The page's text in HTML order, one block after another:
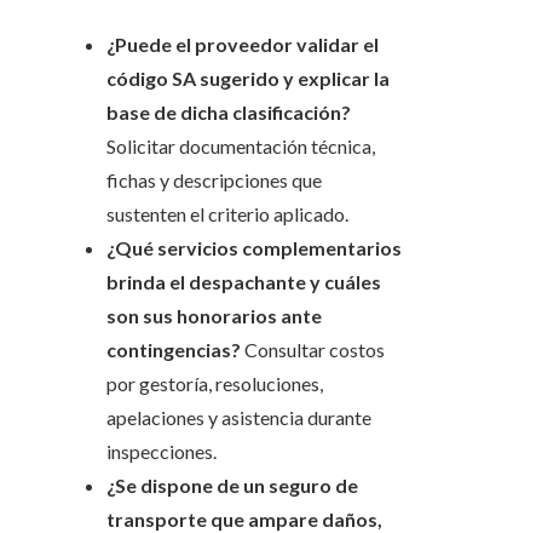
¿Puede el proveedor validar el
código SA sugerido y explicar la
base de dicha clasificación?
Solicitar documentación técnica,
fichas y descripciones que
sustenten el criterio aplicado.
¿Qué servicios complementarios
brinda el despachante y cuáles
son sus honorarios ante
contingencias? Consultar costos
por gestoría, resoluciones,
apelaciones y asistencia durante
inspecciones.
¿Se dispone de un seguro de
transporte que ampare daños,